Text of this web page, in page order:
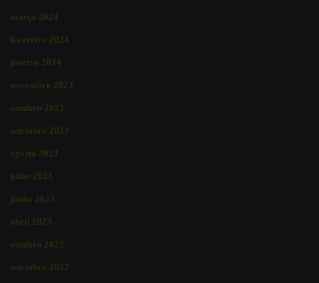
março 2024
fevereiro 2024
janeiro 2024
novembro 2023
outubro 2023
setembro 2023
agosto 2023
julho 2023
junho 2023
abril 2023
outubro 2022
setembro 2022